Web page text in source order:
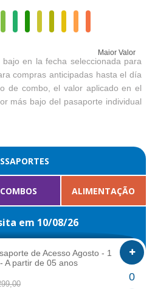
Maior Valor
en la fecha seleccionada para
compras anticipadas hasta el día
de combo, el valor aplicado en el
más bajo del pasaporte individual
COMBOS ALIMENTAÇÃO
em 10/08/26
de Acesso Agosto - 1
A partir de 05 anos
0